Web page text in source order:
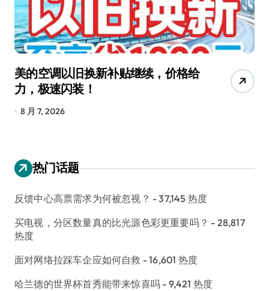
美的空调以旧换新补贴继续，价格给
力，极速闪装！
8 月 7, 2026
热门话题
反馈中心高票需求为何被忽视？ - 37,145 热度
买电视，分区数量真的比光源色彩更重要吗？ - 28,817
热度
面对网络拉踩车企应如何自救 - 16,601 热度
哈兰德的世界杯首秀能带来惊喜吗 - 9,421 热度